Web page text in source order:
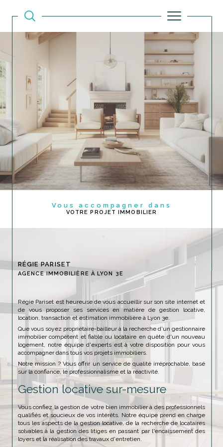
Vous accompagner dans
VOTRE PROJET IMMOBILIER
RÉGIE PARISET
AGENCE IMMOBILIÈRE À LYON 3E
Régie Pariset est heureuse de vous accueillir sur son site internet et
de vous proposer ses services en matière de gestion locative,
location, transaction et estimation immobilière à Lyon 3e.
Que vous soyez propriétaire-bailleur à la recherche d'un gestionnaire
immobilier compétent et fiable ou locataire en quête d'un nouveau
logement, notre équipe d'experts est à votre disposition pour vous
accompagner dans tous vos projets immobiliers.
Notre mission ? Vous offrir un service de qualité irréprochable, basé
sur la confiance, le professionnalisme et la réactivité.
Gestion locative sur-mesure
Vous confiez la gestion de votre bien immobilier à des professionnels
qualifiés et soucieux de vos intérêts. Notre équipe prend en charge
tous les aspects de la gestion locative, de la recherche de locataires
solvables à la gestion des litiges en passant par l'encaissement des
loyers et la réalisation des travaux d'entretien.